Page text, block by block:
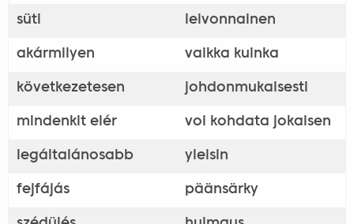
süti leivonnainen
akármilyen vaikka kuinka
következetesen johdonmukaisesti
mindenkit elér voi kohdata jokaisen
legáltalánosabb yleisin
fejfájás päänsärky